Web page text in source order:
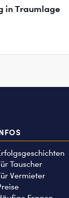
in Traumlage
Tauscher
Vermieter